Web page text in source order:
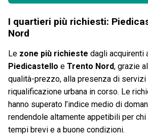
I quartieri più richiesti:
Nord
Le zone più richieste dagli acquirenti
Piedicastello e Trento Nord, grazie
qualità-prezzo, alla presenza di
riqualificazione urbana in corso. Le
hanno superato l’indice medio di
rendendole altamente appetibili per
tempi brevi e a buone condizioni.